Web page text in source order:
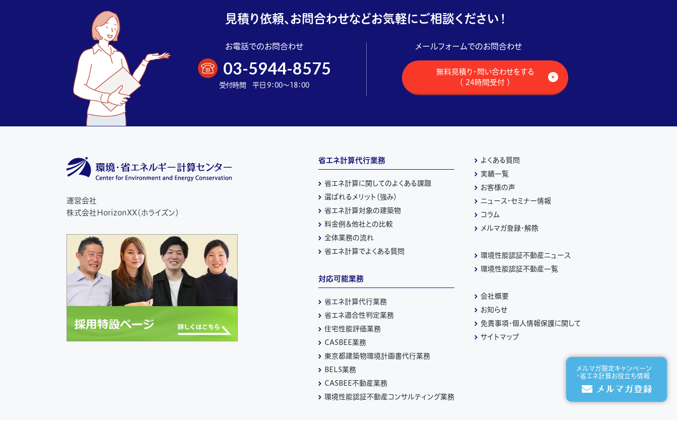
見積り依頼、お問合わせなどお気軽にご相談ください！
お電話でのお問合わせ
03-5944-8575
受付時間 平日 9：00～18：00
メールフォームでのお問合わせ
無料見積り・問い合わせをする
（ 24時間受付 ）
運営会社
株式会社HorizonXX（ホライズン）
省エネ計算代行業務
省エネ計算に関してのよくある課題
選ばれるメリット（強み）
省エネ計算対象の建築物
料金例＆他社との比較
全体業務の流れ
省エネ計算でよくある質問
対応可能業務
省エネ計算代行業務
省エネ適合性判定業務
住宅性能評価業務
CASBEE業務
東京都建築物環境計画書代行業務
BELS業務
CASBEE不動産業務
環境性能認証不動産コンサルティング業務
よくある質問
実績一覧
お客様の声
ニュース・セミナー情報
コラム
メルマガ登録・解除
環境性能認証不動産ニュース
環境性能認証不動産一覧
会社概要
お知らせ
免責事項・個人情報保護に関して
サイトマップ
メルマガ限定キャンペーン
・省エネ計算お役立ち情報